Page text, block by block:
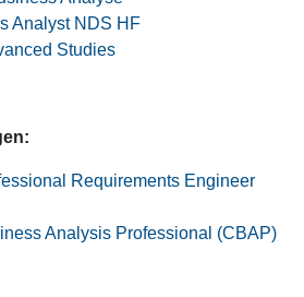
Analyst NDS HF
Studies
Requirements Engineer
Analysis Professional (CBAP)